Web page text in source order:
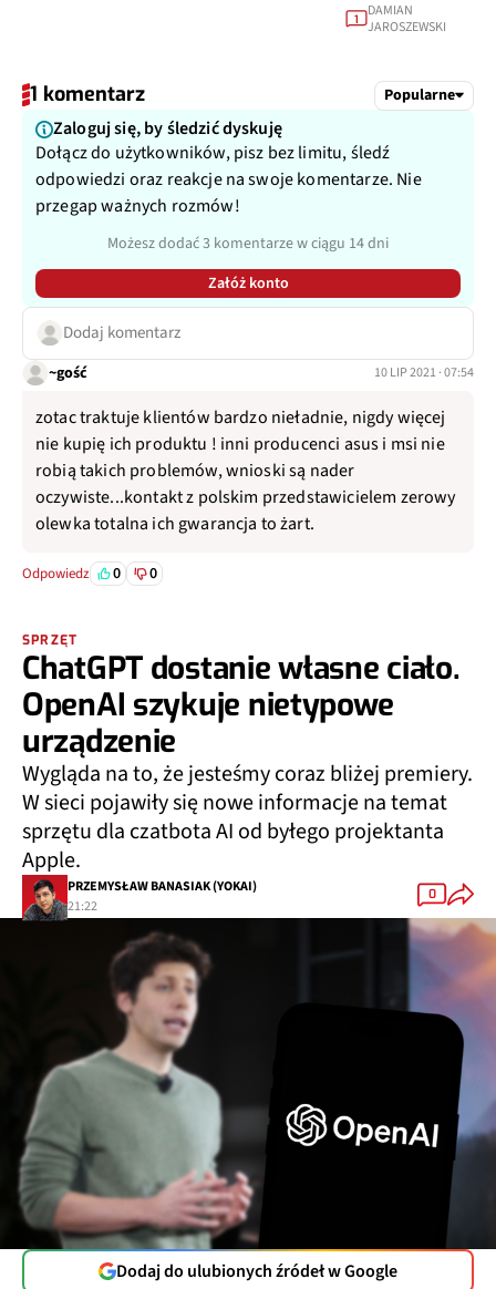
1
DAMIAN
JAROSZEWSKI
1 komentarz Popularne
Zaloguj się, by śledzić dyskuję
Dołącz do użytkowników, pisz bez limitu, śledź
odpowiedzi oraz reakcje na swoje komentarze. Nie
przegap ważnych rozmów!
Możesz dodać 3 komentarze w ciągu 14 dni
Załóż konto
Dodaj komentarz
~gość 10 LIP 2021 · 07:54
zotac traktuje klientów bardzo nieładnie, nigdy więcej
nie kupię ich produktu ! inni producenci asus i msi nie
robią takich problemów, wnioski są nader
oczywiste...kontakt z polskim przedstawicielem zerowy
olewka totalna ich gwarancja to żart.
Odpowiedz 0 0
SPRZĘT
ChatGPT dostanie własne ciało.
OpenAI szykuje nietypowe
urządzenie
Wygląda na to, że jesteśmy coraz bliżej premiery.
W sieci pojawiły się nowe informacje na temat
sprzętu dla czatbota AI od byłego projektanta
Apple.
PRZEMYSŁAW BANASIAK (YOKAI)
21:22
0
Dodaj do ulubionych źródeł w Google